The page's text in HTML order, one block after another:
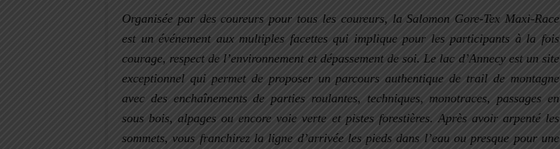
Organisée par des coureurs pour tous les coureurs, la Salomon Gore-Tex Maxi-Race
est un événement aux multiples facettes qui implique pour les participants à la fois
courage, respect de l’environnement et dépassement de soi. Le lac d’Annecy est un site
exceptionnel qui permet de proposer un parcours authentique de trail de montagne
avec des enchaînements de parties roulantes, techniques, monotraces, passages en
sous bois, alpages ou encore voie verte et pistes forestières. Après avoir arpenté les
sommets, vous franchirez la ligne d’arrivée les pieds dans l’eau ou presque pour une